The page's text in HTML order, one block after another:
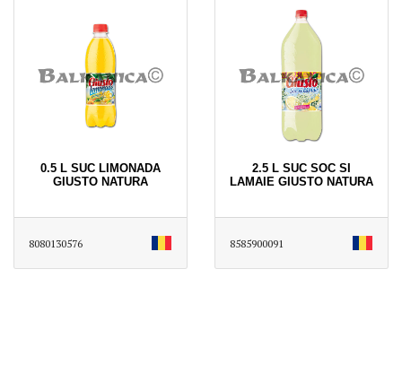
0.5 L SUC LIMONADA
GIUSTO NATURA
8080130576
2.5 L SUC SOC SI
LAMAIE GIUSTO NATURA
8585900091